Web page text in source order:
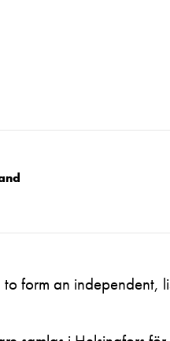
to form an independent,